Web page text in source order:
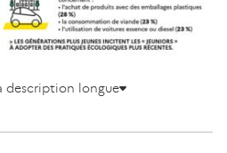
description longue